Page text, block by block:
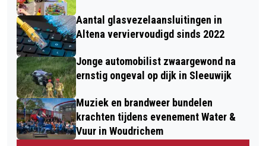
Aantal glasvezelaansluitingen in
Altena verviervoudigd sinds 2022
Jonge automobilist zwaargewond na
ernstig ongeval op dijk in Sleeuwijk
Muziek en brandweer bundelen
krachten tijdens evenement Water &
Vuur in Woudrichem